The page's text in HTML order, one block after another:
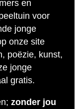
en
voor
jonge
onze site
poëzie, kunst,
jonge
gratis.
zonder jou